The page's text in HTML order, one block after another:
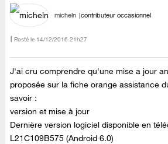
micheln contributeur occasionnel
Posté le ‎14/12/2016 21h27
J'ai cru comprendre qu'une mise a jour
proposée sur la fiche orange assistance
savoir :
version et mise à jour
Dernière version logiciel disponible en
L21C109B575 (Android 6.0)